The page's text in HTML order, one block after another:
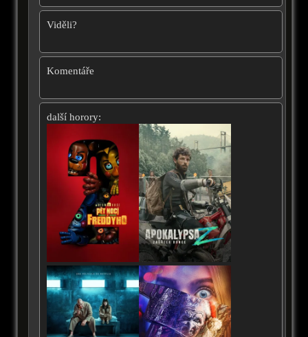
Viděli?
Komentáře
další horory: